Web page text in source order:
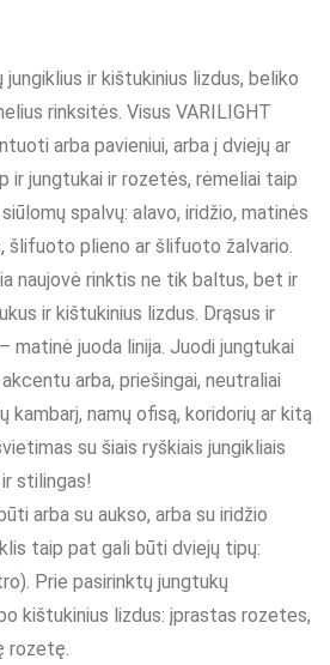
jungiklius ir kištukinius lizdus, beliko
rinksitės. Visus VARILIGHT
arba pavieniui, arba į dviejų ar
ir jungtukai ir rozetės, rėmeliai taip
spalvų: alavo, iridžio, matinės
šlifuoto plieno ar šlifuoto žalvario.
naujovė rinktis ne tik baltus, bet ir
ir kištukinius lizdus. Drąsus ir
matinė juoda linija. Juodi jungtukai
arba, priešingai, neutraliai
kambarį, namų ofisą, koridorių ar kitą
su šiais ryškiais jungikliais
stilingas!
arba su aukso, arba su iridžio
taip pat gali būti dviejų tipų:
Prie pasirinktų jungtukų
kištukinius lizdus: įprastas rozetes,
rozetę.